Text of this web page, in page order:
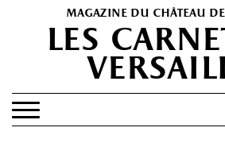
magazine du château
les
Search Button